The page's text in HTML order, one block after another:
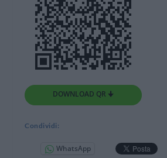
DOWNLOAD QR 🠋
Condividi:
WhatsApp